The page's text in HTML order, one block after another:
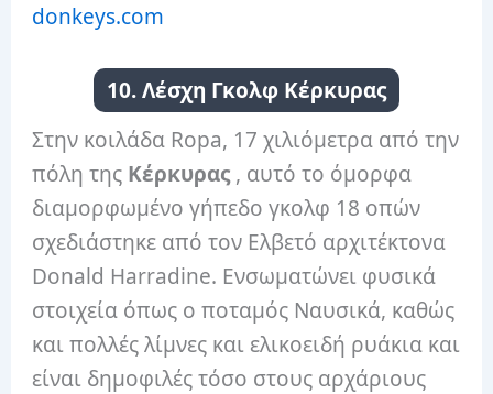
donkeys.com
10. Λέσχη Γκολφ Κέρκυρας
Στην κοιλάδα Ropa, 17 χιλιόμετρα από την
πόλη της Κέρκυρας, αυτό το όμορφα
διαμορφωμένο γήπεδο γκολφ 18 οπών
σχεδιάστηκε από τον Ελβετό αρχιτέκτονα
Donald Harradine. Ενσωματώνει φυσικά
στοιχεία όπως ο ποταμός Ναυσικά, καθώς
και πολλές λίμνες και ελικοειδή ρυάκια και
είναι δημοφιλές τόσο στους αρχάριους